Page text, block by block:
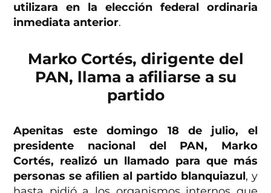
utilizara en la elección federal ordinaria
inmediata anterior.
Marko Cortés, dirigente del
PAN, llama a afiliarse a su
partido
Apenitas este domingo 18 de julio, el
presidente nacional del PAN, Marko
Cortés, realizó un llamado para que más
personas se afilien al partido blanquiazul, y